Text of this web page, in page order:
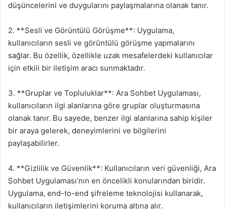
düşüncelerini ve duygularını paylaşmalarına olanak tanır.
2. **Sesli ve Görüntülü Görüşme**: Uygulama,
kullanıcıların sesli ve görüntülü görüşme yapmalarını
sağlar. Bu özellik, özellikle uzak mesafelerdeki kullanıcılar
için etkili bir iletişim aracı sunmaktadır.
3. **Gruplar ve Topluluklar**: Ara Sohbet Uygulaması,
kullanıcıların ilgi alanlarına göre gruplar oluşturmasına
olanak tanır. Bu sayede, benzer ilgi alanlarına sahip kişiler
bir araya gelerek, deneyimlerini ve bilgilerini
paylaşabilirler.
4. **Gizlilik ve Güvenlik**: Kullanıcıların veri güvenliği, Ara
Sohbet Uygulaması’nın en öncelikli konularından biridir.
Uygulama, end-to-end şifreleme teknolojisi kullanarak,
kullanıcıların iletişimlerini koruma altına alır.